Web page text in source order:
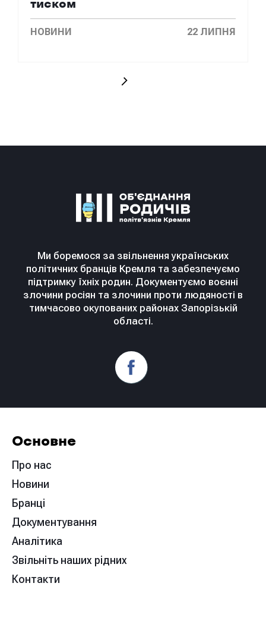
тиском
НОВИНИ 22 ЛИПНЯ
Ми боремося за звільнення українських
політичних бранців Кремля та забезпечуємо
підтримку їхніх родин. Документуємо воєнні
злочини росіян та злочини проти людяності в
тимчасово окупованих районах Запорізькій
області.
Основне
Про нас
Новини
Бранці
Документування
Аналітика
Звільніть наших рідних
Контакти